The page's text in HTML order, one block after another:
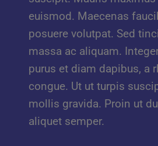
euismod. Maecenas
posuere volutpat. Sed
massa ac aliquam.
purus et diam dapibus, a
congue. Ut ut turpis
mollis gravida. Proin ut
aliquet semper.